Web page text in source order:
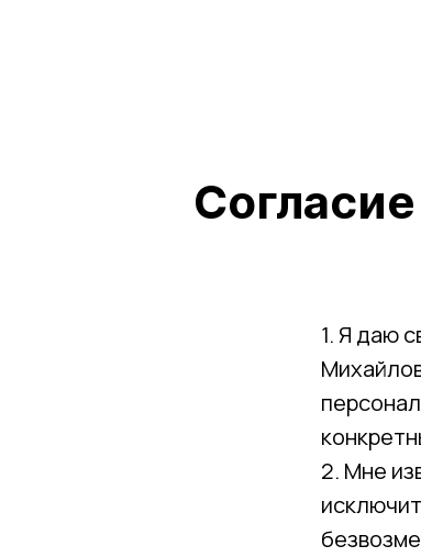
1. Я даю
2. Мне